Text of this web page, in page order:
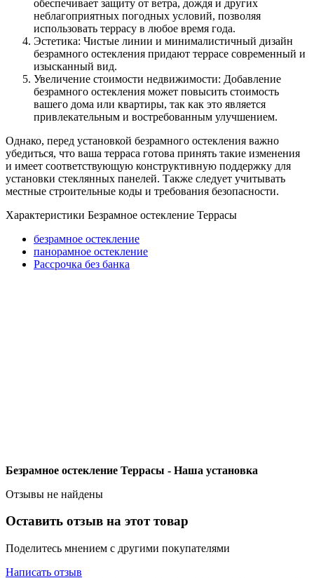
обеспечивает защиту от ветра, дождя и других
неблагоприятных погодных условий, позволяя
использовать террасу в любое время года.
Эстетика: Чистые линии и минималистичный дизайн
безрамного остекления придают террасе современный и
изысканный вид.
Увеличение стоимости недвижимости: Добавление
безрамного остекления может повысить стоимость
вашего дома или квартиры, так как это является
привлекательным и востребованным улучшением.
Однако, перед установкой безрамного остекления важно
убедиться, что ваша терраса готова принять такие изменения
и имеет соответствующую конструктивную поддержку для
установки стеклянных панелей. Также следует учитывать
местные строительные коды и требования безопасности.
Характеристики Безрамное остекление Террасы
безрамное остекление
панорамное остекление
Рассрочка без банка
Безрамное остекление Террасы - Наша установка
Отзывы не найдены
Оставить отзыв на этот товар
Поделитесь мнением с другими покупателями
Написать отзыв